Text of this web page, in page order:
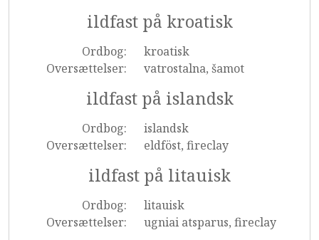
ildfast på kroatisk
Ordbog:
kroatisk
Oversættelser:
vatrostalna, šamot
ildfast på islandsk
Ordbog:
islandsk
Oversættelser:
eldföst, fireclay
ildfast på litauisk
Ordbog:
litauisk
Oversættelser:
ugniai atsparus, fireclay